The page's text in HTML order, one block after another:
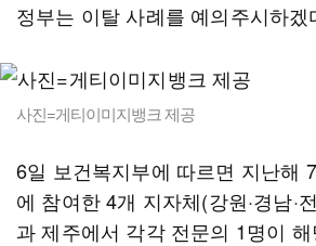
정부는 이탈 사례를 예의주시하
사진=게티이미지뱅크 제공
6일 보건복지부에 따르면 지난해
에 참여한 4개 지자체(강원·경남·
과 제주에서 각각 전문의 1명이